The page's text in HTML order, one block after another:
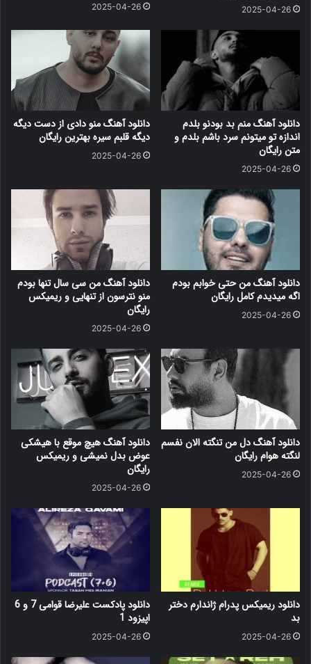
2025-04-26
2025-04-26
دانلود آهنگ منم بد بودنو بلدم
اندازه تو میتونم سرد باشم بلدم و
متن رایگان
2025-04-26
دانلود آهنگ منو دادی از دست دیگه
دیگه قلبم سیره بهترین رایگان
2025-04-26
دانلود آهنگ من حتی خوابم بودم
اگه میدیدم کامل رایگان
2025-04-26
دانلود آهنگ من سی سال تنها بودم
منو نترسون از تنهایی و ریمیکس
رایگان
2025-04-26
دانلود آهنگ دل من تنگته الان نفسم
لنگته هوام رایگان
2025-04-26
دانلود آهنگ هیچ موقع با هیشکی
عوض بدل نمیشی و ریمیکس
رایگان
2025-04-26
دانلود ریمیکس پدرام ژاندارم دختر
بد
2025-04-26
دانلود پادکست علیرضا قوامی 7 و 6
اپیزود 1
2025-04-26